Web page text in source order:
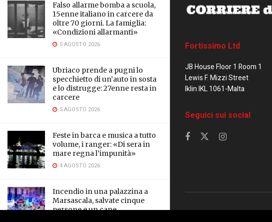
Falso allarme bomba a scuola,
15enne italiano in carcere da
oltre 70 giorni. La famiglia:
«Condizioni allarmanti»
5 AGOSTO 2026
Ubriaco prende a pugni lo
specchietto di un’auto in sosta
e lo distrugge: 27enne resta in
carcere
5 AGOSTO 2026
Feste in barca e musica a tutto
volume, i ranger: «Di sera in
mare regna l’impunità»
4 AGOSTO 2026
Incendio in una palazzina a
Marsascala, salvate cinque
persone e un cane
Fortissimo Ltd
JB House Floor 1 Room 1
Lewis F. Mizzi Street
Iklin IKL 1061-Malta
Seguici sui social